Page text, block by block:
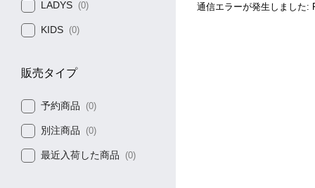
LADYS (0)
KIDS (0)
販売タイプ
予約商品 (0)
別注商品 (0)
最近入荷した商品 (0)
通信エラーが発生しました: